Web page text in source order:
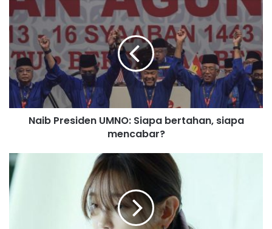
a
i
b
P
r
e
i
M
N
O
Naib Presiden UMNO: Siapa bertahan, siapa
mencabar?
P
a
r
k